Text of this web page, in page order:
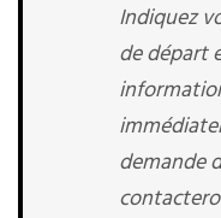
Indiquez
de départ
demande